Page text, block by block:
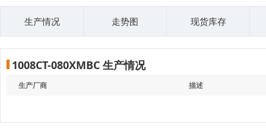
生产情况 走势图 现货库存
1008CT-080XMBC 生产情况
生产厂商 描述